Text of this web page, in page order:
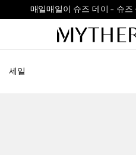
매일매일이 슈즈 데이 – 슈즈
세일